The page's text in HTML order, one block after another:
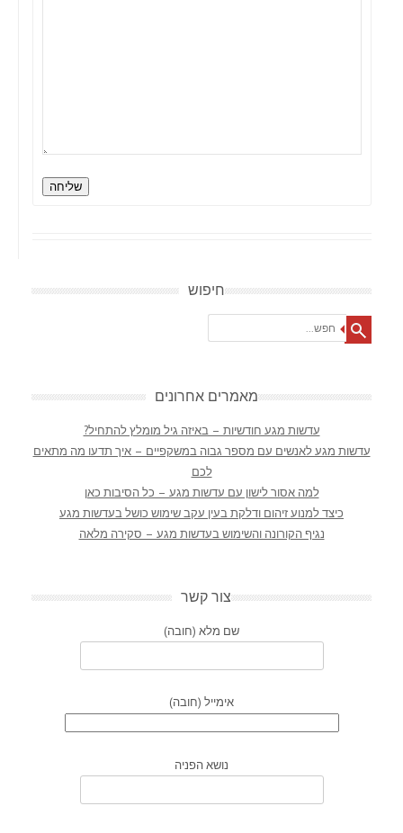
שליחה
חיפוש
מאמרים אחרונים
עדשות מגע חודשיות – באיזה גיל מומלץ להתחיל?
עדשות מגע לאנשים עם מספר גבוה במשקפיים – איך תדעו מה מתאים
לכם
למה אסור לישון עם עדשות מגע – כל הסיבות כאן
כיצד למנוע זיהום ודלקת בעין עקב שימוש כושל בעדשות מגע
נגיף הקורונה והשימוש בעדשות מגע – סקירה מלאה
צור קשר
שם מלא (חובה)
אימייל (חובה)
נושא הפניה